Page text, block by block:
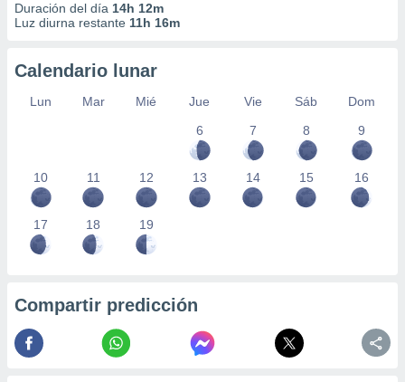
Duración del día 14h 12m
Luz diurna restante 11h 16m
Calendario lunar
Lun Mar Mié Jue Vie Sáb
Dom
6
7 8 9
10 11 12 13 14 15 16
17 18 19
Compartir predicción